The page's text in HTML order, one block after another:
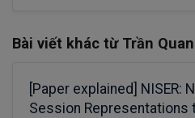
Bài viết khác từ Trần
[Paper explained] NISER:
Session Representations